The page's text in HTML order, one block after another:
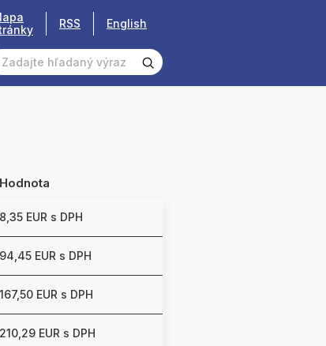
RSS English
Hodnota
8,35 EUR s DPH
94,45 EUR s DPH
167,50 EUR s DPH
210,29 EUR s DPH